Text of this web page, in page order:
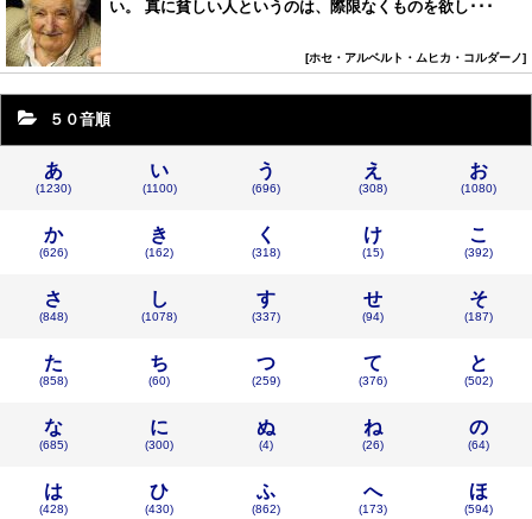
い。 真に貧しい人というのは、際限なくものを欲し･･･
ホセ・アルベルト・ムヒカ・コルダーノ
５０音順
あ
(1230)
い
(1100)
う
(696)
え
(308)
お
(1080)
か
(626)
き
(162)
く
(318)
け
(15)
こ
(392)
さ
(848)
し
(1078)
す
(337)
せ
(94)
そ
(187)
た
(858)
ち
(60)
つ
(259)
て
(376)
と
(502)
な
(685)
に
(300)
ぬ
(4)
ね
(26)
の
(64)
は
(428)
ひ
(430)
ふ
(862)
へ
(173)
ほ
(594)